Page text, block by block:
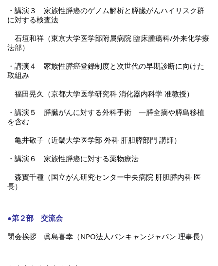
・講演３　家族性膵癌のゲノム解析と膵臓がんハイリスク群
に対する検査法
石垣和祥（東京大学医学部附属病院 臨床腫瘍科/外来化学療
法部）
・講演４　家族性膵癌登録制度と次世代の早期診断に向けた
取組み
福田晃久（京都大学医学研究科 消化器内科学 准教授）
・講演５　膵臓がんに対する外科手術　―膵全摘や膵島移植
を含む
亀井敬子（近畿大学医学部 外科 肝胆膵部門 講師）
・講演６　家族性膵癌に対する薬物療法
森實千種（国立がん研究センター中央病院 肝胆膵内科 医
長）
●第２部　交流会
閉会挨拶　眞島喜幸（NPO法人パンキャンジャパン 理事長）